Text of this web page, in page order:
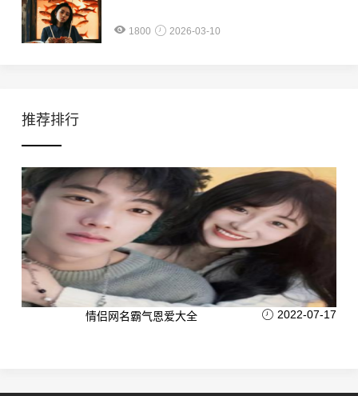
1800 2026-03-10
推荐排行
情侣网名霸气恩爱大全 2022-07-17